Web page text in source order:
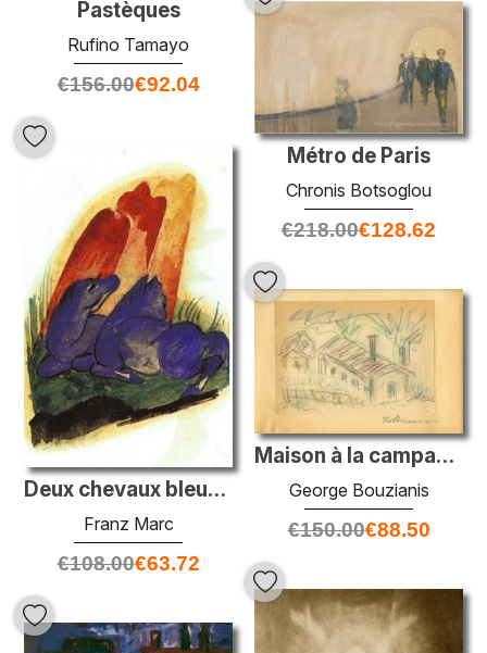
Pastèques
Rufino Tamayo
€156.00€92.04
Métro de Paris
Chronis Botsoglou
€218.00€128.62
Deux chevaux bleus devant un roc rouge
Franz Marc
€108.00€63.72
Maison à la campagne
George Bouzianis
€150.00€88.50